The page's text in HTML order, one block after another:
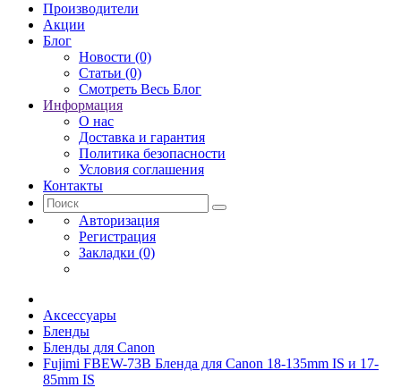
Производители
Акции
Блог
Новости (0)
Статьи (0)
Смотреть Весь Блог
Информация
О нас
Доставка и гарантия
Политика безопасности
Условия соглашения
Контакты
Авторизация
Регистрация
Закладки (0)
Аксессуары
Бленды
Бленды для Canon
Fujimi FBEW-73B Бленда для Canon 18-135mm IS и 17-
85mm IS